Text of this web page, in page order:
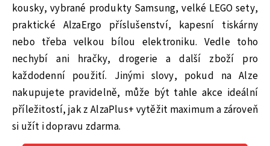
kousky, vybrané produkty Samsung, velké LEGO sety,
praktické AlzaErgo příslušenství, kapesní tiskárny
nebo třeba velkou bílou elektroniku. Vedle toho
nechybí ani hračky, drogerie a další zboží pro
každodenní použití. Jinými slovy, pokud na Alze
nakupujete pravidelně, může být tahle akce ideální
příležitostí, jak z AlzaPlus+ vytěžit maximum a zároveň
si užít i dopravu zdarma.